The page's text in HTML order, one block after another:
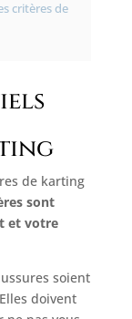
critères de
de karting
sont
et votre
soient
doivent